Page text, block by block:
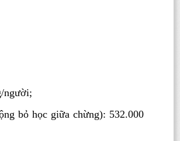
người;
bỏ học giữa chừng): 532.000